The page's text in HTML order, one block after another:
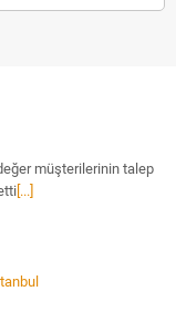
müşterilerinin talep
[...]